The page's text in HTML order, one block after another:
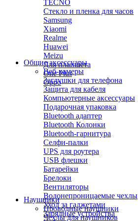
TECNO
Стекло и пленка для часов
Samsung
Xiaomi
Realme
Huawei
Meizu
Для планшета
One Plus
Oppo
Общие аксессуары
Веб-камеры
Заглушки для телефона
Защита для кабеля
Компьютерные аксессуары
Подарочная упаковка
Bluetooth адаптер
Bluetooth Колонки
Bluetooth-гарнитура
Селфи-палки
UPS для роутера
USB флешки
Батарейки
Брелоки
Вентиляторы
Водонепроницаемые чехлы
Уход за гаджетами
Зарядные устройства
Наушники
Проводные наушники
Чехлы для наушников